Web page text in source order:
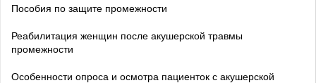
Пособия по защите промежности
Реабилитация женщин после акушерской травмы
промежности
Особенности опроса и осмотра пациенток с акушерской